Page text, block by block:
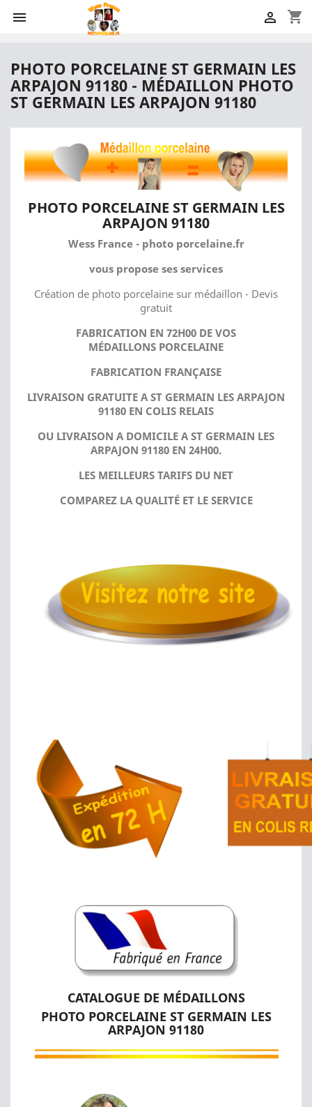
 shopping_cart

PHOTO PORCELAINE ST GERMAIN LES
ARPAJON 91180 - MÉDAILLON PHOTO
ST GERMAIN LES ARPAJON 91180
PHOTO PORCELAINE ST GERMAIN LES
ARPAJON 91180
Wess France - photo porcelaine.fr
vous propose ses services
Création de photo porcelaine sur médaillon - Devis
gratuit
FABRICATION EN 72H00 DE VOS
MÉDAILLONS PORCELAINE
FABRICATION FRANÇAISE
LIVRAISON GRATUITE A ST GERMAIN LES ARPAJON
91180 EN COLIS RELAIS
OU LIVRAISON A DOMICILE A ST GERMAIN LES
ARPAJON 91180 EN 24H00.
LES MEILLEURS TARIFS DU NET
COMPAREZ LA QUALITÉ ET LE SERVICE
CATALOGUE DE MÉDAILLONS
PHOTO PORCELAINE ST GERMAIN LES
ARPAJON 91180